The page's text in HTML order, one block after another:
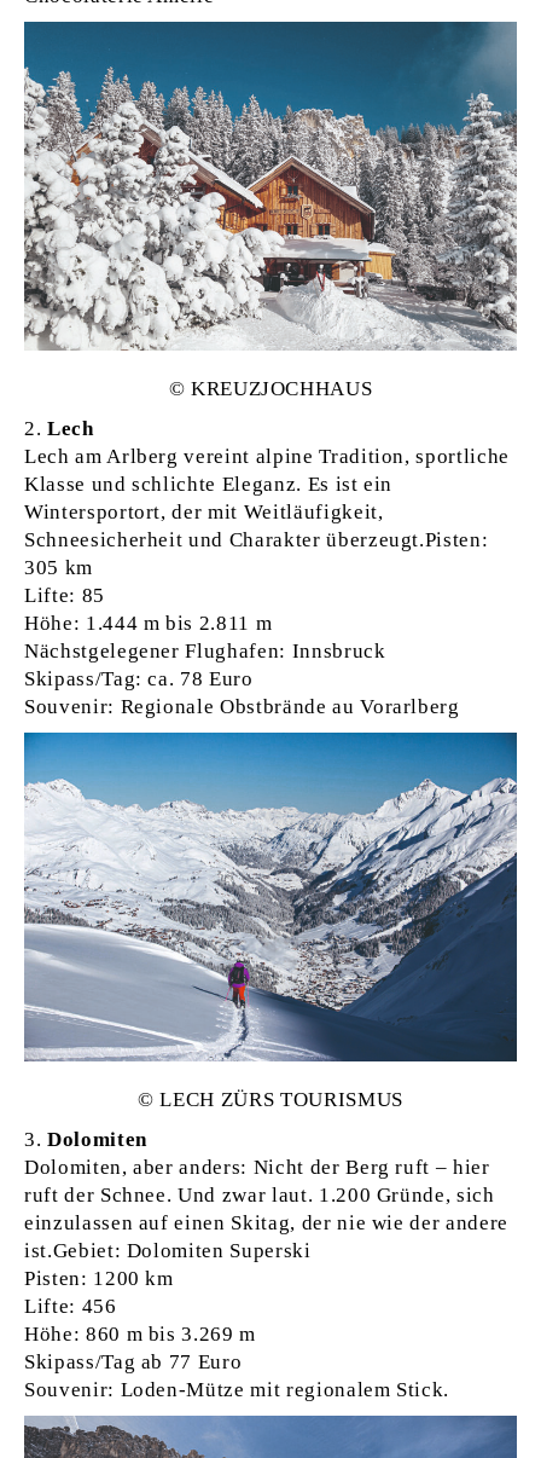
© KREUZ­JOCH­HAUS
Lech
Lech am Arlberg vereint alpine Tradition, sportliche
Klasse und schlichte Eleganz. Es ist ein
Wintersportort, der mit Weitläufigkeit,
Schneesicherheit und Charakter überzeugt.Pisten:
305 km
Lifte: 85
Höhe: 1.444 m bis 2.811 m
Nächstgelegener Flughafen: Innsbruck
Skipass/Tag: ca. 78 Euro
Souvenir: Regionale Obstbrände au Vorarlberg
© LECH ZÜRS TOU­RISMUS
Dolomiten
Dolomiten, aber anders: Nicht der Berg ruft – hier
ruft der Schnee. Und zwar laut. 1.200 Gründe, sich
einzulassen auf einen Skitag, der nie wie der andere
ist.Gebiet: Dolomiten Superski
Pisten: 1200 km
Lifte: 456
Höhe: 860 m bis 3.269 m
Skipass/Tag ab 77 Euro
Souvenir: Loden-Mütze mit regionalem Stick.